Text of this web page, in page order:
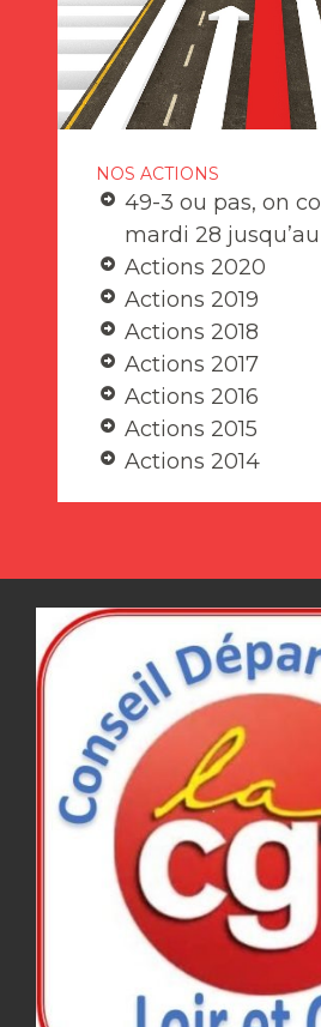
NOS ACTIONS
49-3 ou pas, on
mardi 28
Actions 2020
Actions 2019
Actions 2018
Actions 2017
Actions 2016
Actions 2015
Actions 2014